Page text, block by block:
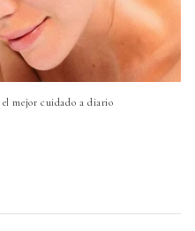
mejor cuidado a diario